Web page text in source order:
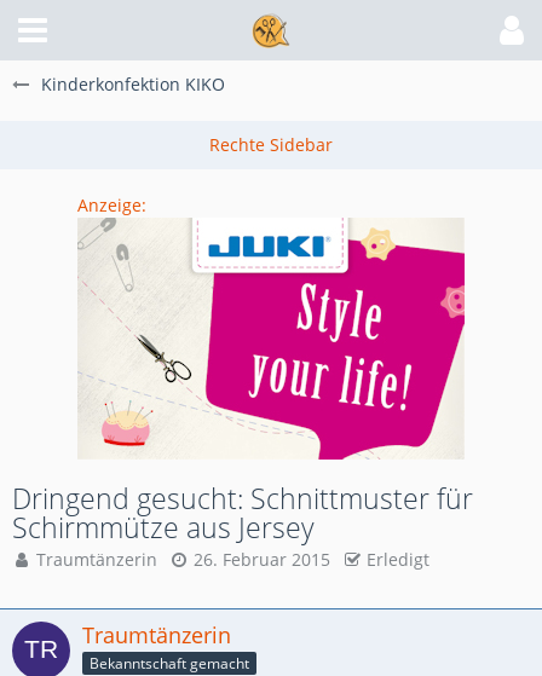
Kinderkonfektion KIKO
Anzeige:
Dringend gesucht: Schnittmuster für
Schirmmütze aus Jersey
Traumtänzerin 26. Februar 2015 Erledigt
Traumtänzerin
Bekanntschaft gemacht